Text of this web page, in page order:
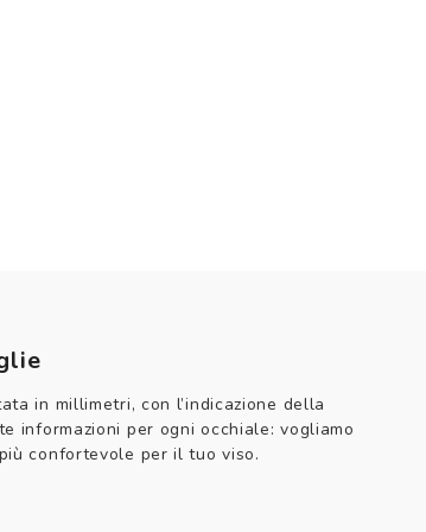
in millimetri, con l’indicazione della
informazioni per ogni occhiale: vogliamo
confortevole per il tuo viso.